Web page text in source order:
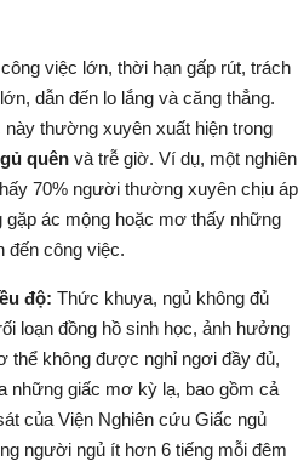
việc lớn, thời hạn gấp rút, trách
dẫn đến lo lắng và căng thẳng.
thường xuyên xuất hiện trong
quên và trễ giờ. Ví dụ, một nghiên
70% người thường xuyên chịu áp
ác mộng hoặc mơ thấy những
đến công việc.
độ: Thức khuya, ngủ không đủ
loạn đồng hồ sinh học, ảnh hưởng
thể không được nghỉ ngơi đầy đủ,
những giấc mơ kỳ lạ, bao gồm cả
của Viện Nghiên cứu Giấc ngủ
người ngủ ít hơn 6 tiếng mỗi đêm